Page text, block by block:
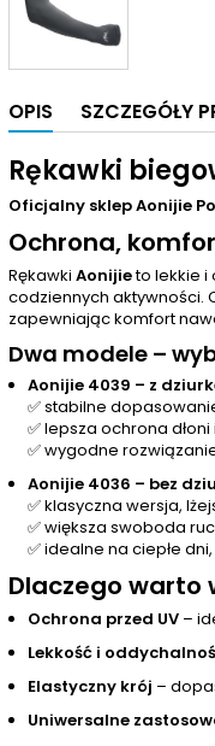
OPIS SZCZEGÓŁY
Rękawki
Oficjalny sklep Aonijie
Ochrona,
Rękawki Aonijieto lekkie i
codziennych aktywności.
zapewniając komfort
Dwa modele –
Aonijie 4039 – z
✅ stabilne
✅ lepsza ochrona
✅ wygodne
Aonijie 4036 – bez
✅ klasyczna wersja,
✅ większa swoboda
✅ idealne na ciepłe
Dlaczego warto
Ochrona przed UV –
Lekkość i
Elastyczny krój –
Uniwersalne